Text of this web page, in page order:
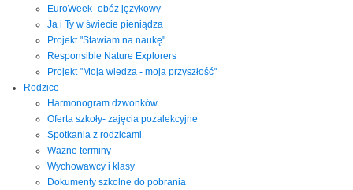
EuroWeek- obóz językowy
Ja i Ty w świecie pieniądza
Projekt "Stawiam na naukę"
Responsible Nature Explorers
Projekt "Moja wiedza - moja przyszłość"
Rodzice
Harmonogram dzwonków
Oferta szkoły- zajęcia pozalekcyjne
Spotkania z rodzicami
Ważne terminy
Wychowawcy i klasy
Dokumenty szkolne do pobrania